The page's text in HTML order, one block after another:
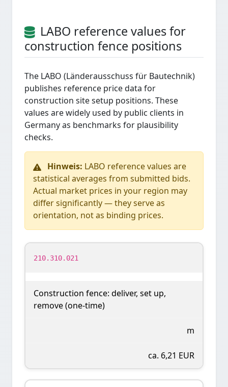
LABO reference values for
construction fence positions
The LABO (Länderausschuss für Bautechnik)
publishes reference price data for
construction site setup positions. These
values are widely used by public clients in
Germany as benchmarks for plausibility
checks.
Hinweis: LABO reference values are
statistical averages from submitted bids.
Actual market prices in your region may
differ significantly — they serve as
orientation, not as binding prices.
210.310.021
Construction fence: deliver, set up,
remove (one-time)
m
ca. 6,21 EUR